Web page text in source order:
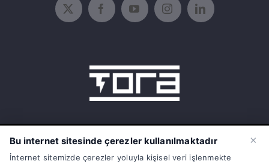
15 Temmuz Mah. 1468 Sok. No:5/31
×
Bu internet sitesinde çerezler kullanılmaktadır
İnternet sitemizde çerezler yoluyla kişisel veri işlenmekte